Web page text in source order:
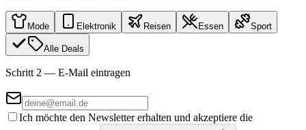
Mode Elektronik Reisen Essen Sport
Alle Deals
Schritt 2 — E-Mail eintragen
Ich möchte den Newsletter erhalten und akzeptiere die